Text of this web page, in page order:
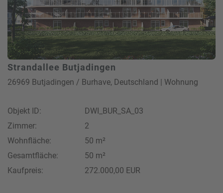
Strandallee Butjadingen
26969 Butjadingen / Burhave, Deutschland | Wohnung
Objekt ID:
DWI_BUR_SA_03
Zimmer:
2
Wohnfläche:
50 m²
Gesamtfläche:
50 m²
Kaufpreis:
272.000,00 EUR